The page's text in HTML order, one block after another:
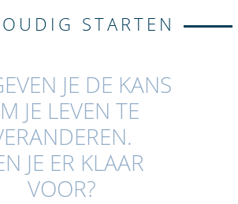
STARTEN
JE DE KANS
JE LEVEN TE
JE ER KLAAR
VOOR?